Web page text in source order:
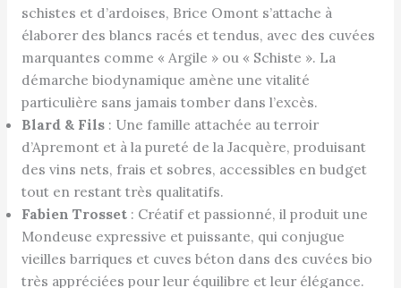
schistes et d’ardoises, Brice Omont s’attache à
élaborer des blancs racés et tendus, avec des cuvées
marquantes comme « Argile » ou « Schiste ». La
démarche biodynamique amène une vitalité
particulière sans jamais tomber dans l’excès.
Blard & Fils: Une famille attachée au terroir
d’Apremont et à la pureté de la Jacquère, produisant
des vins nets, frais et sobres, accessibles en budget
tout en restant très qualitatifs.
Fabien Trosset: Créatif et passionné, il produit une
Mondeuse expressive et puissante, qui conjugue
vieilles barriques et cuves béton dans des cuvées bio
très appréciées pour leur équilibre et leur élégance.